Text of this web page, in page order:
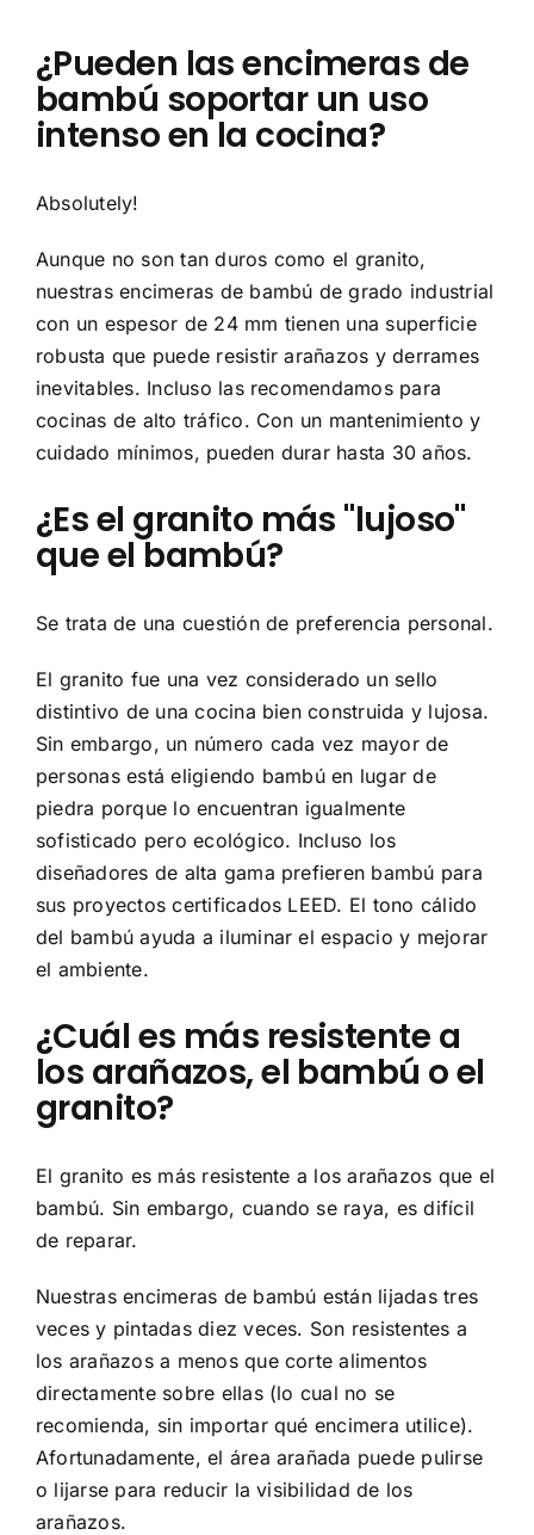
¿Pueden las encimeras de
bambú soportar un uso
intenso en la cocina?
Absolutely!
Aunque no son tan duros como el granito,
nuestras encimeras de bambú de grado industrial
con un espesor de 24 mm tienen una superficie
robusta que puede resistir arañazos y derrames
inevitables. Incluso las recomendamos para
cocinas de alto tráfico. Con un mantenimiento y
cuidado mínimos, pueden durar hasta 30 años.
¿Es el granito más "lujoso"
que el bambú?
Se trata de una cuestión de preferencia personal.
El granito fue una vez considerado un sello
distintivo de una cocina bien construida y lujosa.
Sin embargo, un número cada vez mayor de
personas está eligiendo bambú en lugar de
piedra porque lo encuentran igualmente
sofisticado pero ecológico. Incluso los
diseñadores de alta gama prefieren bambú para
sus proyectos certificados LEED. El tono cálido
del bambú ayuda a iluminar el espacio y mejorar
el ambiente.
¿Cuál es más resistente a
los arañazos, el bambú o el
granito?
El granito es más resistente a los arañazos que el
bambú. Sin embargo, cuando se raya, es difícil
de reparar.
Nuestras encimeras de bambú están lijadas tres
veces y pintadas diez veces. Son resistentes a
los arañazos a menos que corte alimentos
directamente sobre ellas (lo cual no se
recomienda, sin importar qué encimera utilice).
Afortunadamente, el área arañada puede pulirse
o lijarse para reducir la visibilidad de los
arañazos.